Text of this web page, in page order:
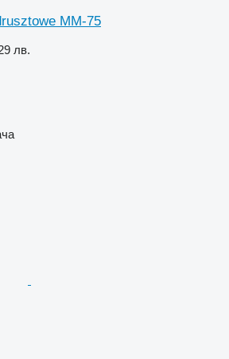
MM-75
лв.